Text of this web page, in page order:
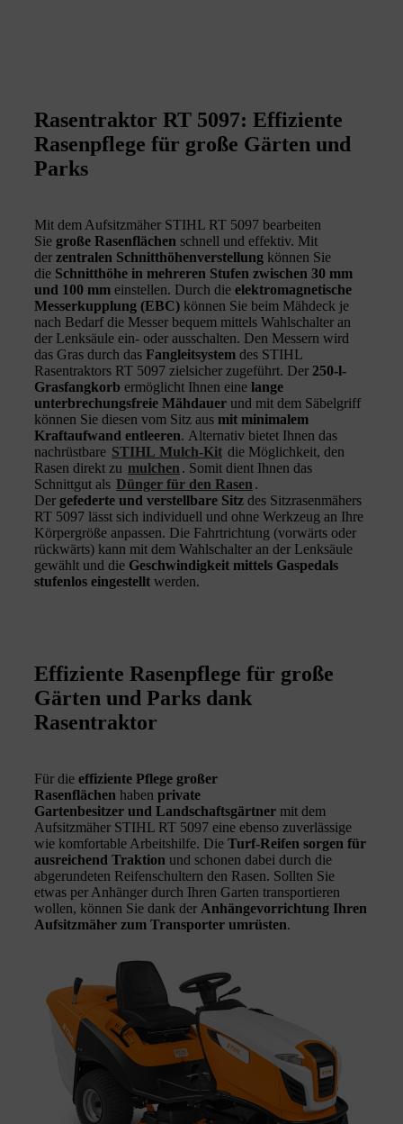
Rasentraktor RT 5097: Effiziente
Rasenpflege für große Gärten und
Parks
Mit dem Aufsitzmäher STIHL RT 5097 bearbeiten
Sie große Rasenflächen schnell und effektiv. Mit
der zentralen Schnitthöhenverstellung können Sie
die Schnitthöhe in mehreren Stufen zwischen 30 mm
und 100 mm einstellen. Durch die elektromagnetische
Messerkupplung (EBC) können Sie beim Mähdeck je
nach Bedarf die Messer bequem mittels Wahlschalter an
der Lenksäule ein- oder ausschalten. Den Messern wird
das Gras durch das Fangleitsystem des STIHL
Rasentraktors RT 5097 zielsicher zugeführt. Der 250-l-
Grasfangkorb ermöglicht Ihnen eine lange
unterbrechungsfreie Mähdauer und mit dem Säbelgriff
können Sie diesen vom Sitz aus mit minimalem
Kraftaufwand entleeren. Alternativ bietet Ihnen das
nachrüstbare STIHL Mulch-Kit die Möglichkeit, den
Rasen direkt zu mulchen . Somit dient Ihnen das
Schnittgut als Dünger für den Rasen .
Der gefederte und verstellbare Sitz des Sitzrasenmähers
RT 5097 lässt sich individuell und ohne Werkzeug an Ihre
Körpergröße anpassen. Die Fahrtrichtung (vorwärts oder
rückwärts) kann mit dem Wahlschalter an der Lenksäule
gewählt und die Geschwindigkeit mittels Gaspedals
stufenlos eingestellt werden.
Effiziente Rasenpflege für große
Gärten und Parks dank
Rasentraktor
Für die effiziente Pflege großer
Rasenflächen haben private
Gartenbesitzer und Landschaftsgärtner mit dem
Aufsitzmäher STIHL RT 5097 eine ebenso zuverlässige
wie komfortable Arbeitshilfe. Die Turf-Reifen sorgen für
ausreichend Traktion und schonen dabei durch die
abgerundeten Reifenschultern den Rasen. Sollten Sie
etwas per Anhänger durch Ihren Garten transportieren
wollen, können Sie dank der Anhängevorrichtung Ihren
Aufsitzmäher zum Transporter umrüsten.